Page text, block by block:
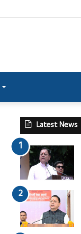
Latest News